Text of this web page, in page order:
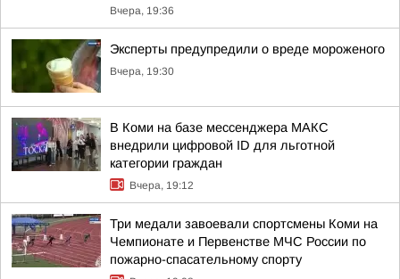
Вчера, 19:36
Эксперты предупредили о вреде мороженого
Вчера, 19:30
В Коми на базе мессенджера МАКС
внедрили цифровой ID для льготной
категории граждан
Вчера, 19:12
Три медали завоевали спортсмены Коми на
Чемпионате и Первенстве МЧС России по
пожарно-спасательному спорту